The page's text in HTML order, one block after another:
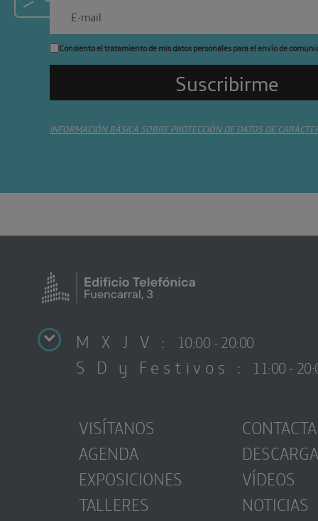
Consiento el tratamiento de mis datos personales para el envío de
INFORMACIÓN BÁSICA SOBRE PROTECCIÓN DE DATOS DE
M X J V : 10:00 - 20:00
S D y Festivos : 11:00 -
VISÍTANOS
AGENDA
EXPOSICIONES
TALLERES
CONTACTA
VÍDEOS
NOTICIAS